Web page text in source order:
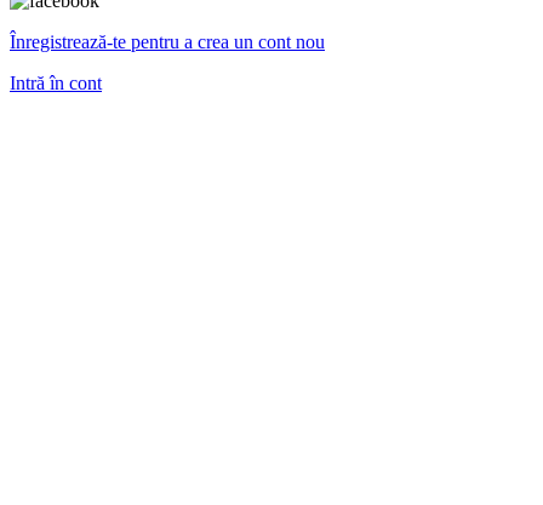
Înregistrează-te pentru a crea un cont nou
Intră în cont